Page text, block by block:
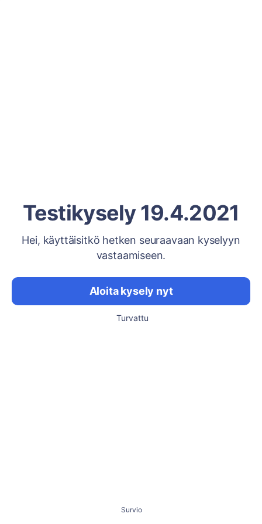
Testikysely 19.4.2021
Hei, käyttäisitkö hetken seuraavaan kyselyyn
vastaamiseen.
Aloita kysely nyt
Turvattu
Survio